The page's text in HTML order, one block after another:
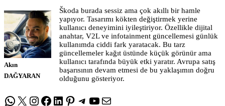
Akın
DAĞYARAN
Škoda burada sessiz ama çok akıllı bir hamle
yapıyor. Tasarımı kökten değiştirmek yerine
kullanıcı deneyimini iyileştiriyor. Özellikle dijital
anahtar, V2L ve infotainment güncellemesi günlük
kullanımda ciddi fark yaratacak. Bu tarz
güncellemeler kağıt üstünde küçük görünür ama
kullanıcı tarafında büyük etki yaratır. Avrupa satış
başarısının devam etmesi de bu yaklaşımın doğru
olduğunu gösteriyor.
WhatsApp
X Instagram
Facebook
LinkedIn
Pinterest
Telegram
YouTube
E-posta